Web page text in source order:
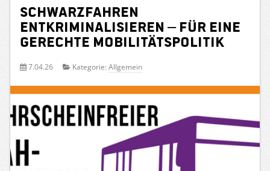
Schwarzfahren
entkriminalisieren – für eine
gerechte Mobilitätspolitik
7.04.26 Kategorie: Allgemein